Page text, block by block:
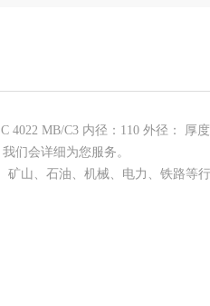
4022 MB/C3 内径：110 外径： 厚
们会详细为您服务。
矿山、石油、机械、电力、铁路等